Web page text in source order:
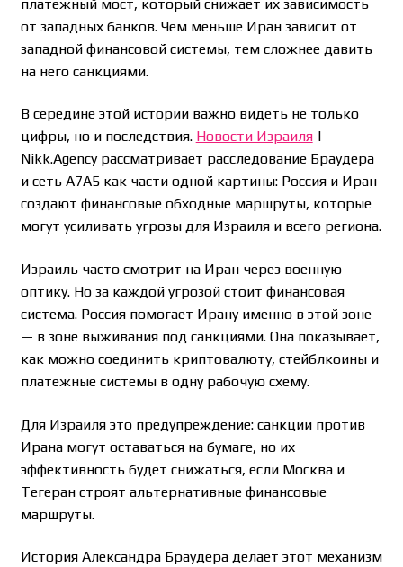
платежный мост, который снижает их зависимость
от западных банков. Чем меньше Иран зависит от
западной финансовой системы, тем сложнее давить
на него санкциями.
В середине этой истории важно видеть не только
цифры, но и последствия. Новости Израиля|
Nikk.Agency рассматривает расследование Браудера
и сеть A7A5 как части одной картины: Россия и Иран
создают финансовые обходные маршруты, которые
могут усиливать угрозы для Израиля и всего региона.
Израиль часто смотрит на Иран через военную
оптику. Но за каждой угрозой стоит финансовая
система. Россия помогает Ирану именно в этой зоне
— в зоне выживания под санкциями. Она показывает,
как можно соединить криптовалюту, стейблкоины и
платежные системы в одну рабочую схему.
Для Израиля это предупреждение: санкции против
Ирана могут оставаться на бумаге, но их
эффективность будет снижаться, если Москва и
Тегеран строят альтернативные финансовые
маршруты.
История Александра Браудера делает этот механизм